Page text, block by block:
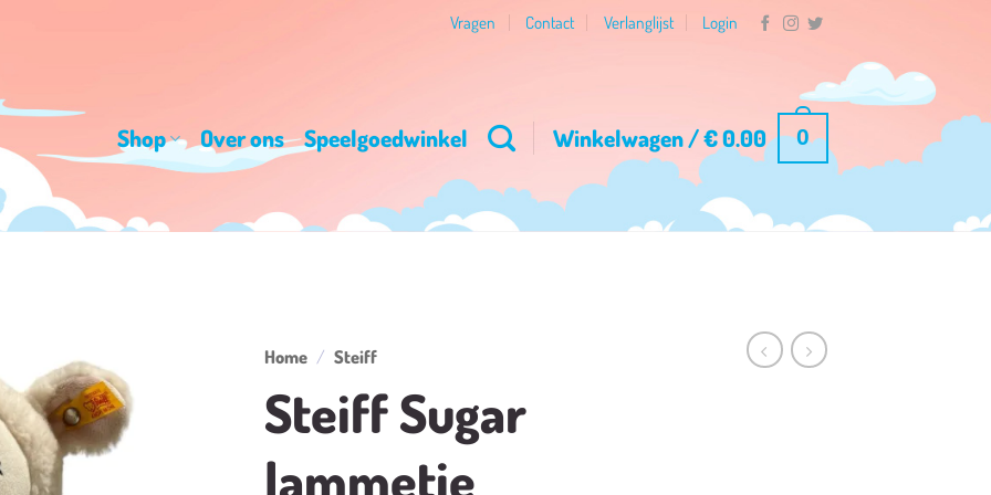
Vragen Contact Verlanglijst Login
Shop Over ons Speelgoedwinkel Winkelwagen /€0.00 0
Toevoegen
Home / Steiff
Steiff Sugar
lammetje